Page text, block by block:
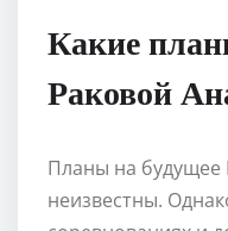
Какие
Раковой
Планы на будущее
неизвестны.